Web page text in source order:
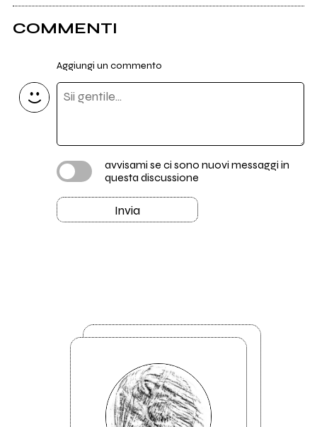
COMMENTI
Aggiungi un commento
avvisami se ci sono nuovi messaggi in
questa discussione
Invia